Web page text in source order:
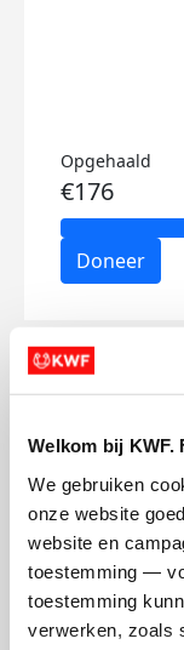
Welkom bij KWF.
We gebruiken
onze website
website en
toestemming —
toestemming
verwerken, zoals
Opgehaald
€176
Doneer